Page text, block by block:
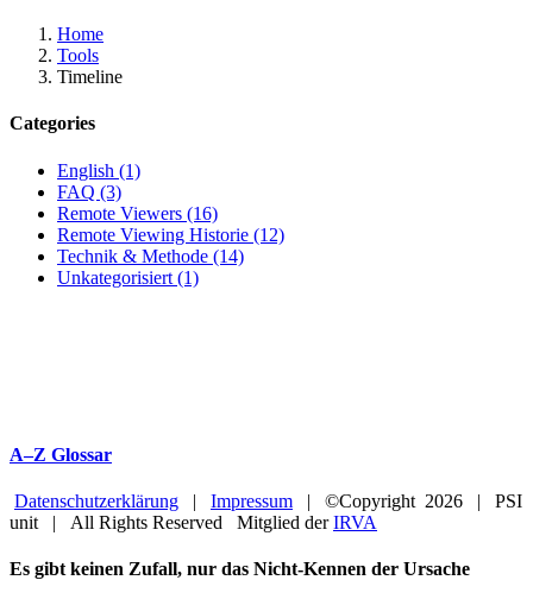
Home
Tools
Timeline
Categories
English (1)
FAQ (3)
Remote Viewers (16)
Remote Viewing Historie (12)
Technik & Methode (14)
Unkategorisiert (1)
A–Z Glossar
Datenschutzerklärung | Impressum | ©Copyright 2026 | PSI
unit | All Rights Reserved Mitglied derIRVA
Close
Es gibt keinen Zufall, nur das Nicht-Kennen der Ursache